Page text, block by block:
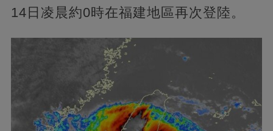
14日凌晨約0時在福建地區再次登陸。